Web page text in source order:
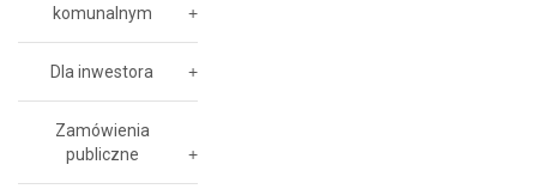
komunalnym
Dla inwestora
Zamówienia
publiczne